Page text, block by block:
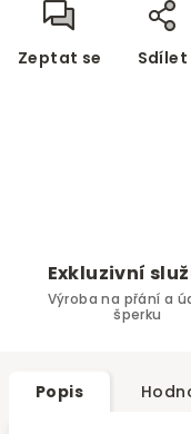
Zeptat se Sdílet
Exkluzivní
Výroba na přání a
šperku
Popis